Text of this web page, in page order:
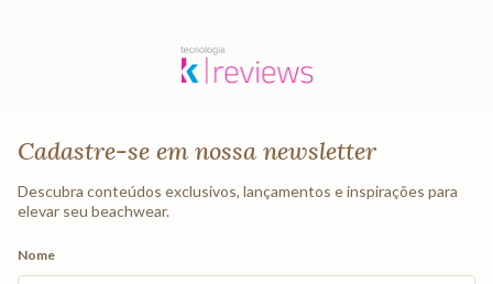
Cadastre-se em nossa newsletter
Descubra conteúdos exclusivos, lançamentos e inspirações para
elevar seu beachwear.
Nome